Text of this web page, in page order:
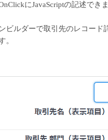
にJavaScriptの記述でき
ビルダーで取引先のレコー
。